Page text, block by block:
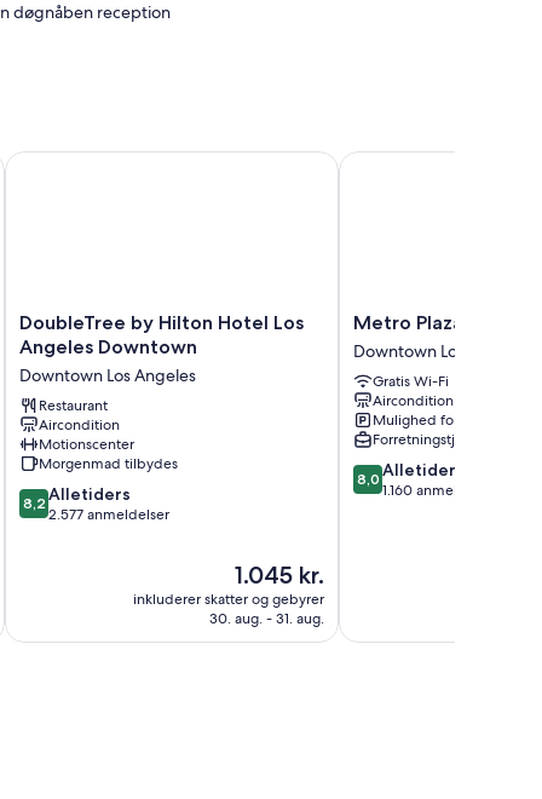
døgnåben reception
med plads til en bærbar computer og aircondition
DoubleTree
by
Hilton
Hotel
Los
Angeles
Downtown
Downtown
Los
Angeles
DoubleTree by Hilton Hotel Los
Angeles Downtown
Downtown Los Angeles
Restaurant
Aircondition
Motionscenter
Morgenmad tilbydes
8.2
ud
8,2 Alletiders
2.577 anmeldelser
Prisen
er
1.045 kr.
1.045 kr.
inkluderer skatter og gebyrer
30. aug. - 31. aug.
DoubleTree by Hilton Hotel Los Angeles Downtown
Metro
Plaza
Hotel
Downtown
Los
Angeles
Metro Plaza Hotel
Downtown Los Angeles
Gratis Wi-Fi
Aircondition
Mulighed for parkering
Forretningstjenester
8.0
ud
8,0 Alletiders
1.160 anmeldelser
Metro Plaza Hotel